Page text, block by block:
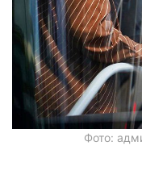
Фото: